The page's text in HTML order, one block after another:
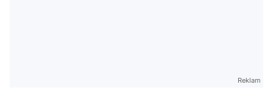
Reklam